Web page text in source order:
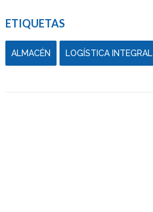
ETIQUETAS
ALMACÉN LOGÍSTICA INTEGRAL